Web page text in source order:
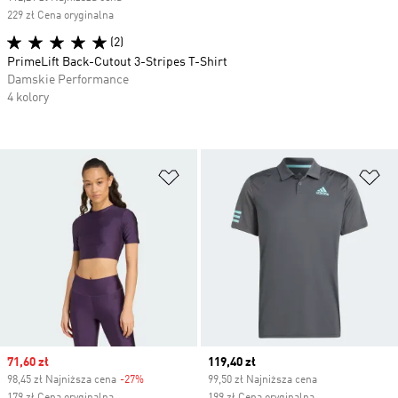
Dodaj do listy życzeń
Sale price
71,60 zł
98,45 zł Najniższa cena -27%
Current price
119,40 zł
99,50 zł Najniższa cena
229 zł Cena oryginalna
(2)
PrimeLift Back-Cutout 3-Stripes T-Shirt
Damskie Performance
4 kolory